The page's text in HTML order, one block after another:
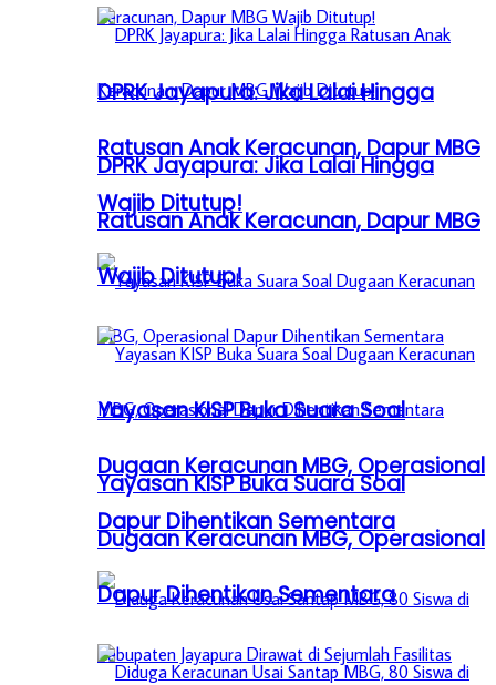
DPRK Jayapura: Jika Lalai Hingga
Ratusan Anak Keracunan, Dapur MBG
Wajib Ditutup!
Yayasan KISP Buka Suara Soal
Dugaan Keracunan MBG, Operasional
Dapur Dihentikan Sementara
DPRK Jayapura: Jika Lalai Hingga
Ratusan Anak Keracunan, Dapur MBG
Wajib Ditutup!
Yayasan KISP Buka Suara Soal
Dugaan Keracunan MBG, Operasional
Dapur Dihentikan Sementara